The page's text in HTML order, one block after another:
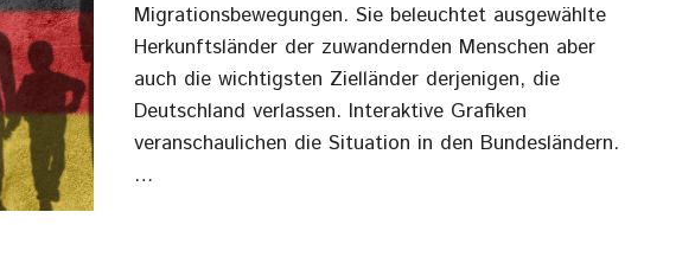
Migrationsbewegungen. Sie beleuchtet ausgewählte
Herkunftsländer der zuwandernden Menschen aber
auch die wichtigsten Zielländer derjenigen, die
Deutschland verlassen. Interaktive Grafiken
veranschaulichen die Situation in den Bundesländern.
…